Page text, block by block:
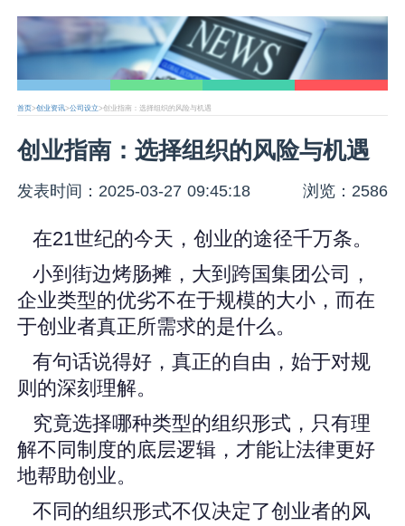
首页>创业资讯>公司设立>创业指南：选择组织的风险与机遇
创业指南：选择组织的风险与机遇
发表时间：2025-03-27 09:45:18 浏览：2586
在21世纪的今天，创业的途径千万条。
小到街边烤肠摊，大到跨国集团公司，
企业类型的优劣不在于规模的大小，而在
于创业者真正所需求的是什么。
有句话说得好，真正的自由，始于对规
则的深刻理解。
究竟选择哪种类型的组织形式，只有理
解不同制度的底层逻辑，才能让法律更好
地帮助创业。
不同的组织形式不仅决定了创业者的风